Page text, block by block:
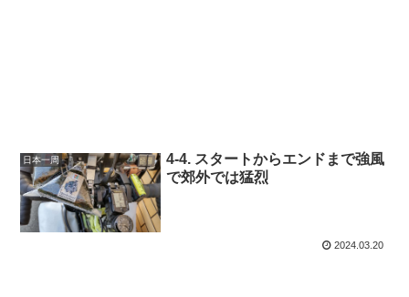
日本一周
4-4. スタートからエンドまで強風
で郊外では猛烈
2024.03.20